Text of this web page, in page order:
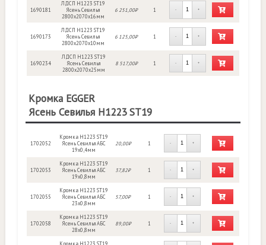
1690181
ЛДСП Н1223 ST19
Ясень Севилья
2800х2070х16мм
6 251,00₽ 1 - +
1690173
ЛДСП Н1223 ST19
Ясень Севилья
2800х2070х10мм
6 125,00₽ 1 - +
1690234
ЛДСП Н1223 ST19
Ясень Севилья
2800х2070х25мм
8 517,00₽ 1 - +
Кромка EGGER
Ясень Севилья Н1223 ST19
1702052
Кромка Н1223 ST19
Ясень Севилья АБС
19х0,4мм
20,00₽ 1 - +
1702053
Кромка Н1223 ST19
Ясень Севилья АБС
19х0,8мм
37,82₽ 1 - +
1702055
Кромка H1223 ST19
Ясень Севилья АБС
23х0,8мм
57,00₽ 1 - +
1702058
Кромка H1223 ST19
Ясень Севилья АБС
28х0,8мм
89,00₽ 1 - +
Кромка Н1223 ST19